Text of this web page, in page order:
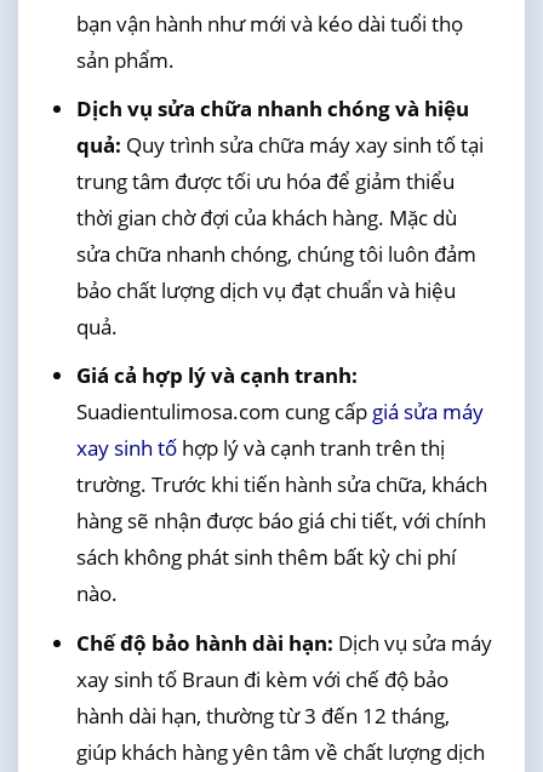
bạn vận hành như mới và kéo dài tuổi thọ
sản phẩm.
Dịch vụ sửa chữa nhanh chóng và hiệu
quả: Quy trình sửa chữa máy xay sinh tố tại
trung tâm được tối ưu hóa để giảm thiểu
thời gian chờ đợi của khách hàng. Mặc dù
sửa chữa nhanh chóng, chúng tôi luôn đảm
bảo chất lượng dịch vụ đạt chuẩn và hiệu
quả.
Giá cả hợp lý và cạnh tranh:
Suadientulimosa.com cung cấp giá sửa máy
xay sinh tốhợp lý và cạnh tranh trên thị
trường. Trước khi tiến hành sửa chữa, khách
hàng sẽ nhận được báo giá chi tiết, với chính
sách không phát sinh thêm bất kỳ chi phí
nào.
Chế độ bảo hành dài hạn: Dịch vụ sửa máy
xay sinh tố Braun đi kèm với chế độ bảo
hành dài hạn, thường từ 3 đến 12 tháng,
giúp khách hàng yên tâm về chất lượng dịch